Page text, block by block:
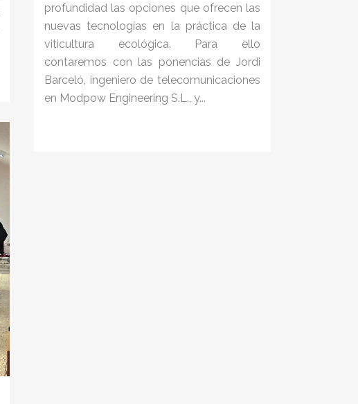
profundidad las opciones que ofrecen las
nuevas tecnologías en la práctica de la
viticultura ecológica. Para ello
contaremos con las ponencias de Jordi
Barceló, ingeniero de telecomunicaciones
en Modpow Engineering S.L., y...